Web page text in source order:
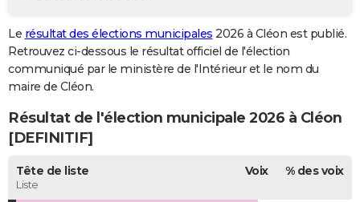
GUIDES D'ACHAT
BONS PLANS
CARTE DE VOEUX
Carte de Noël
Carte Bonne année
Carte Saint-Valentin
Carte Pâques
Carte d'anniversaire
DICTIONNAIRE
Dictionnaire
Biographies
Citations
Expressions
Proverbes
PROGRAMME TV
Le résultat des élections municipales 2026 à Cléon est publié.
Retrouvez ci-dessous le résultat officiel de l'élection
communiqué par le ministère de l'Intérieur et le nom du
maire de Cléon.
Résultat de l'élection municipale 2026 à Cléon
[DEFINITIF]
Tête de liste
Liste
Voix % des voix